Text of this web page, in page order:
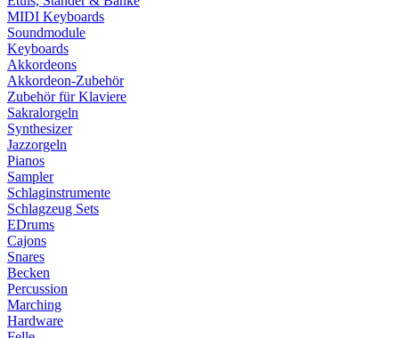
MIDI Keyboards
Soundmodule
Keyboards
Akkordeons
Akkordeon-Zubehör
Zubehör für Klaviere
Sakralorgeln
Synthesizer
Jazzorgeln
Pianos
Sampler
Schlaginstrumente
Schlagzeug Sets
EDrums
Cajons
Snares
Becken
Percussion
Marching
Hardware